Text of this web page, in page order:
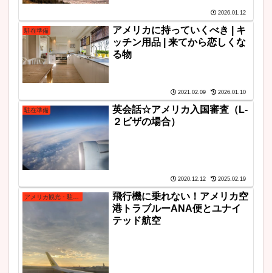
2026.01.12
駐在準備
アメリカに持っていくべき | キ
ッチン用品 | 来てから恋しくな
る物
2021.02.09 2026.01.10
駐在準備
英会話☆アメリカ入国審査（L-
２ビザの場合）
2020.12.12 2025.02.19
アメリカ観光・駐在・生活あるある
飛行機に乗れない！アメリカ空
港トラブルーANA便とユナイ
テッド航空